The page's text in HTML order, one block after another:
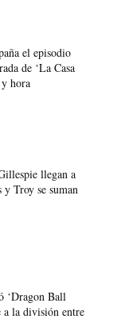
el episodio
de ‘La Casa
hora
llegan a
y Troy se suman
‘Dragon Ball
a la división entre